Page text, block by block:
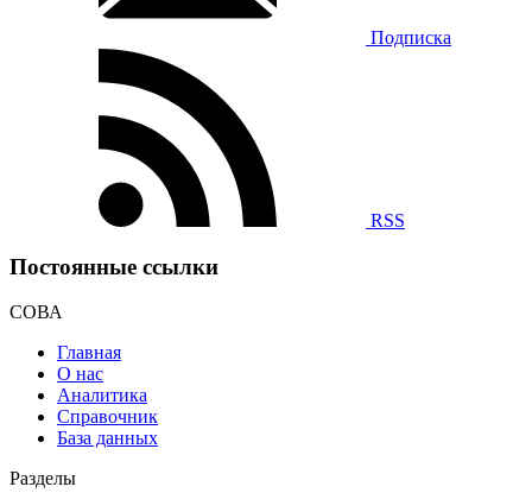
Подписка
RSS
Постоянные ссылки
СОВА
Главная
О нас
Аналитика
Справочник
База данных
Разделы